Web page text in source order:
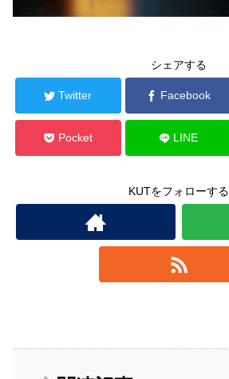
シェアする
Twitter Facebook
Pocket LINE
KUTをフォローする